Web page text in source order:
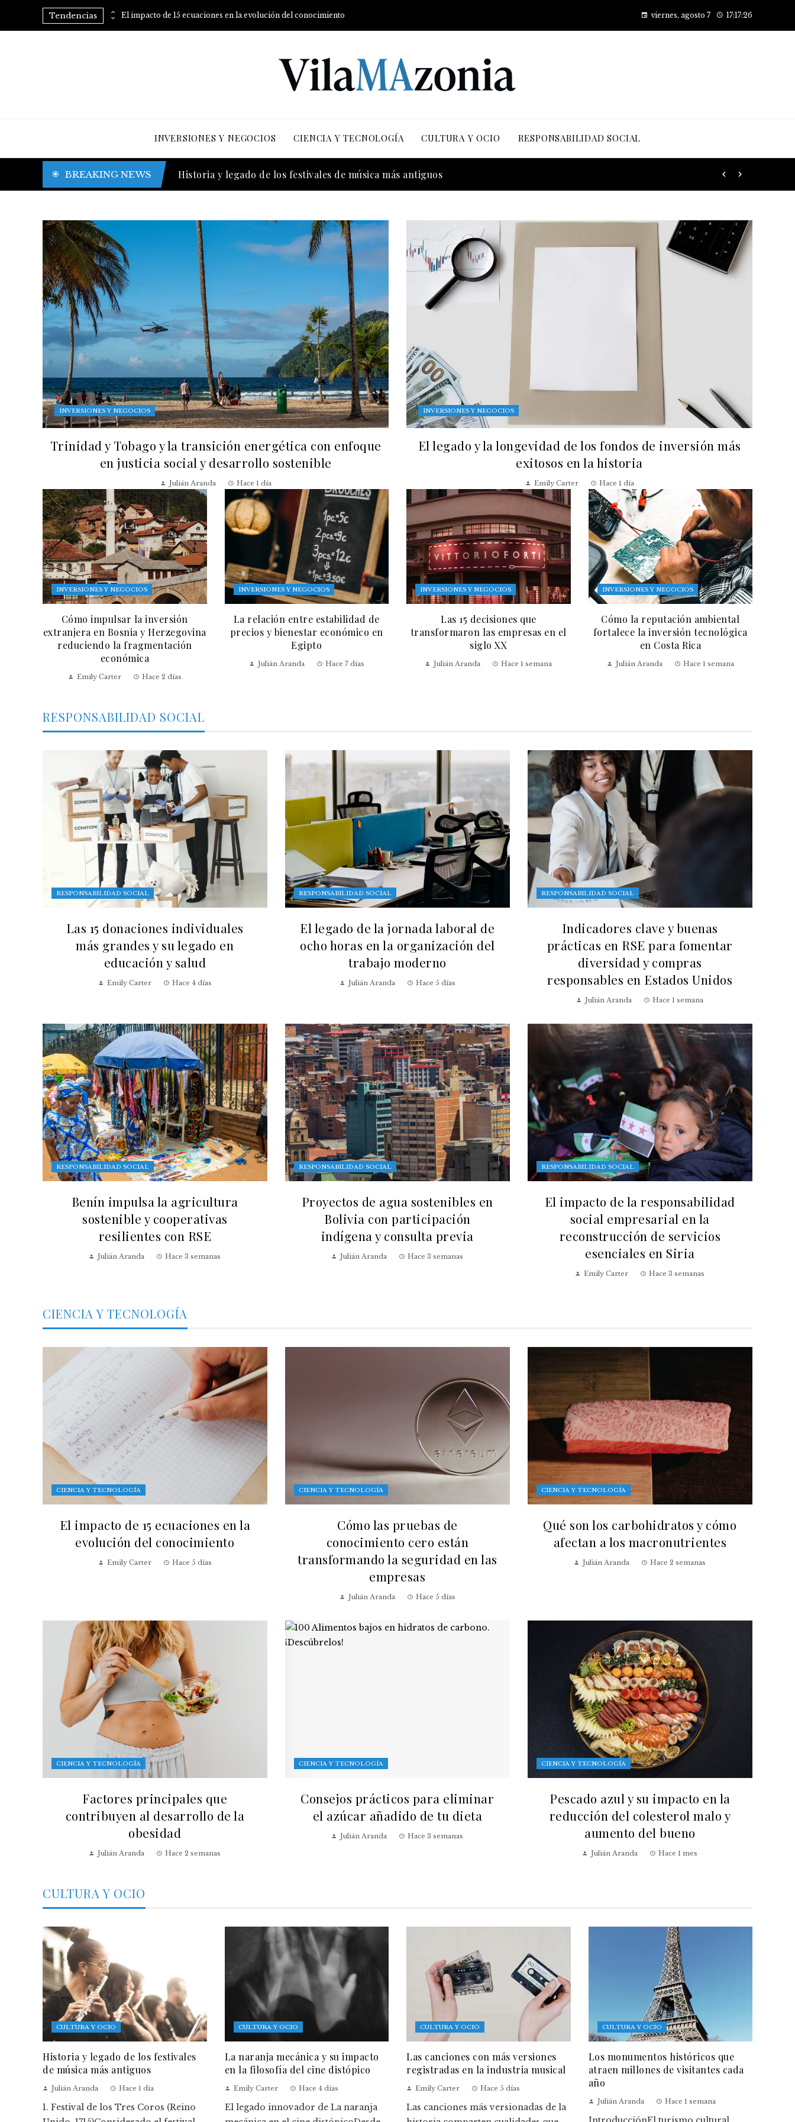
Tendencias Consejos prácticos para eliminar el azúcar añadido de tu dieta El impacto de 15 ecuaciones en la evolución del conocimiento viernes, agosto 7 17:17:28
INVERSIONES Y NEGOCIOS CIENCIA Y TECNOLOGÍA CULTURA Y OCIO RESPONSABILIDAD SOCIAL
BREAKING NEWS Trinidad y Tobago y la transición energética con enfoque en justicia social y desarrollo sostenible
INVERSIONES Y NEGOCIOS
Trinidad y Tobago y la transición energética con enfoque
en justicia social y desarrollo sostenible
Julián Aranda Hace 1 día
INVERSIONES Y NEGOCIOS
El legado y la longevidad de los fondos de inversión más
exitosos en la historia
Emily Carter Hace 1 día
INVERSIONES Y NEGOCIOS
Cómo impulsar la inversión
extranjera en Bosnia y Herzegovina
reduciendo la fragmentación
económica
Emily Carter Hace 2 días
INVERSIONES Y NEGOCIOS
La relación entre estabilidad de
precios y bienestar económico en
Egipto
Julián Aranda Hace 7 días
INVERSIONES Y NEGOCIOS
Las 15 decisiones que
transformaron las empresas en el
siglo XX
Julián Aranda Hace 1 semana
INVERSIONES Y NEGOCIOS
Cómo la reputación ambiental
fortalece la inversión tecnológica
en Costa Rica
Julián Aranda Hace 1 semana
RESPONSABILIDAD SOCIAL
RESPONSABILIDAD SOCIAL
Las 15 donaciones individuales
más grandes y su legado en
educación y salud
Emily Carter Hace 4 días
RESPONSABILIDAD SOCIAL
El legado de la jornada laboral de
ocho horas en la organización del
trabajo moderno
Julián Aranda Hace 5 días
RESPONSABILIDAD SOCIAL
Indicadores clave y buenas
prácticas en RSE para fomentar
diversidad y compras
responsables en Estados Unidos
Julián Aranda Hace 1 semana
RESPONSABILIDAD SOCIAL
Benín impulsa la agricultura
sostenible y cooperativas
resilientes con RSE
Julián Aranda Hace 3 semanas
RESPONSABILIDAD SOCIAL
Proyectos de agua sostenibles en
Bolivia con participación
indígena y consulta previa
Julián Aranda Hace 3 semanas
RESPONSABILIDAD SOCIAL
El impacto de la responsabilidad
social empresarial en la
reconstrucción de servicios
esenciales en Siria
Emily Carter Hace 3 semanas
CIENCIA Y TECNOLOGÍA
CIENCIA Y TECNOLOGÍA
El impacto de 15 ecuaciones en la
evolución del conocimiento
Emily Carter Hace 5 días
CIENCIA Y TECNOLOGÍA
Cómo las pruebas de
conocimiento cero están
transformando la seguridad en las
empresas
Julián Aranda Hace 5 días
CIENCIA Y TECNOLOGÍA
Qué son los carbohidratos y cómo
afectan a los macronutrientes
Julián Aranda Hace 2 semanas
CIENCIA Y TECNOLOGÍA
Factores principales que
contribuyen al desarrollo de la
obesidad
Julián Aranda Hace 2 semanas
CIENCIA Y TECNOLOGÍA
Consejos prácticos para eliminar
el azúcar añadido de tu dieta
Julián Aranda Hace 3 semanas
CIENCIA Y TECNOLOGÍA
Pescado azul y su impacto en la
reducción del colesterol malo y
aumento del bueno
Julián Aranda Hace 1 mes
CULTURA Y OCIO
CULTURA Y OCIO
Historia y legado de los festivales
de música más antiguos
Julián Aranda Hace 1 día
1. Festival de los Tres Coros (Reino
CULTURA Y OCIO
La naranja mecánica y su impacto
en la filosofía del cine distópico
Emily Carter Hace 4 días
El legado innovador de La naranja
CULTURA Y OCIO
Las canciones con más versiones
registradas en la industria musical
Emily Carter Hace 5 días
Las canciones más versionadas de la
CULTURA Y OCIO
Los monumentos históricos que
atraen millones de visitantes cada
año
Julián Aranda Hace 1 semana